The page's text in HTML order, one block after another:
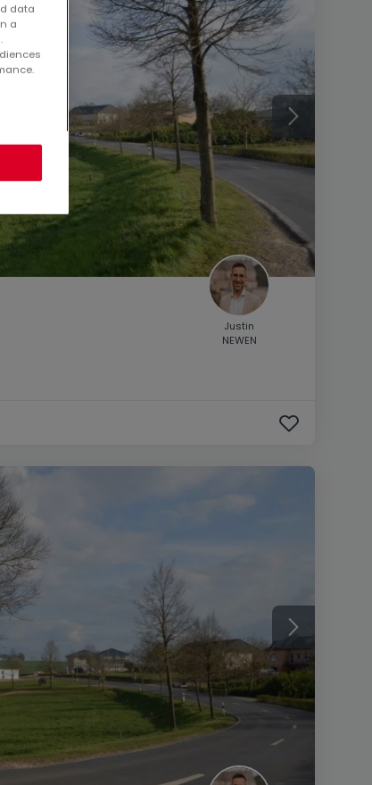
Justin
NEWEN
data
a